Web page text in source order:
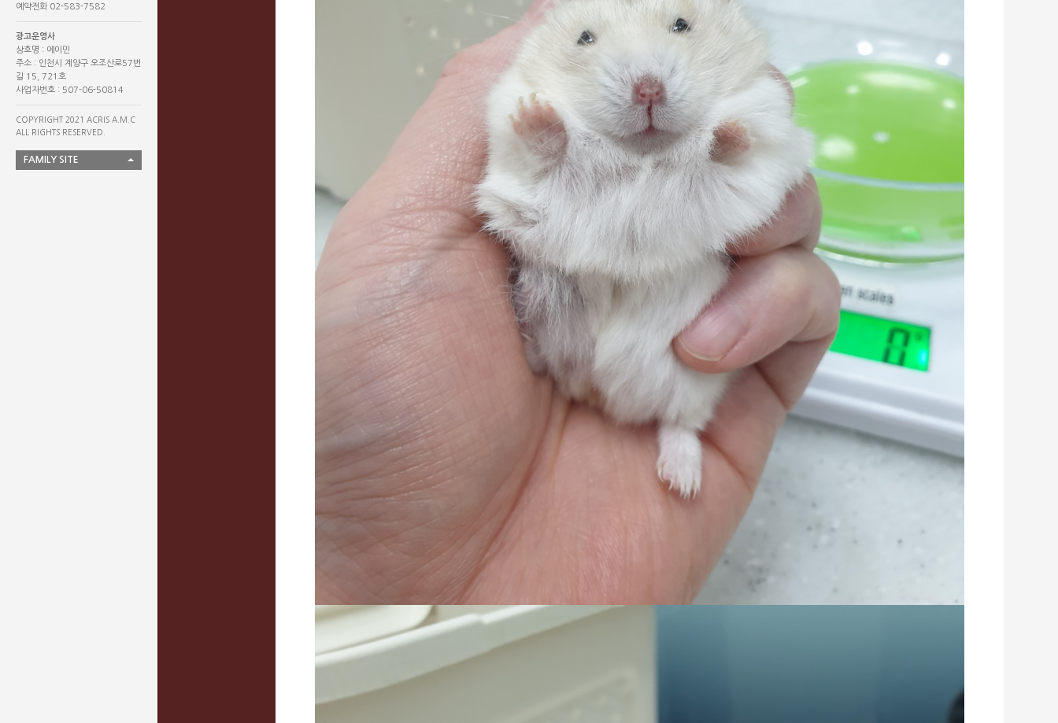
예약전화 02-583-7582
광고운영사
상호명 : 에이민
주소 : 인천시 계양구 오조산로57번
길 15, 721호
사업자번호 : 507-06-50814
COPYRIGHT 2021 ACRIS A.M.C
ALL RIGHTS RESERVED.
FAMILY SITE